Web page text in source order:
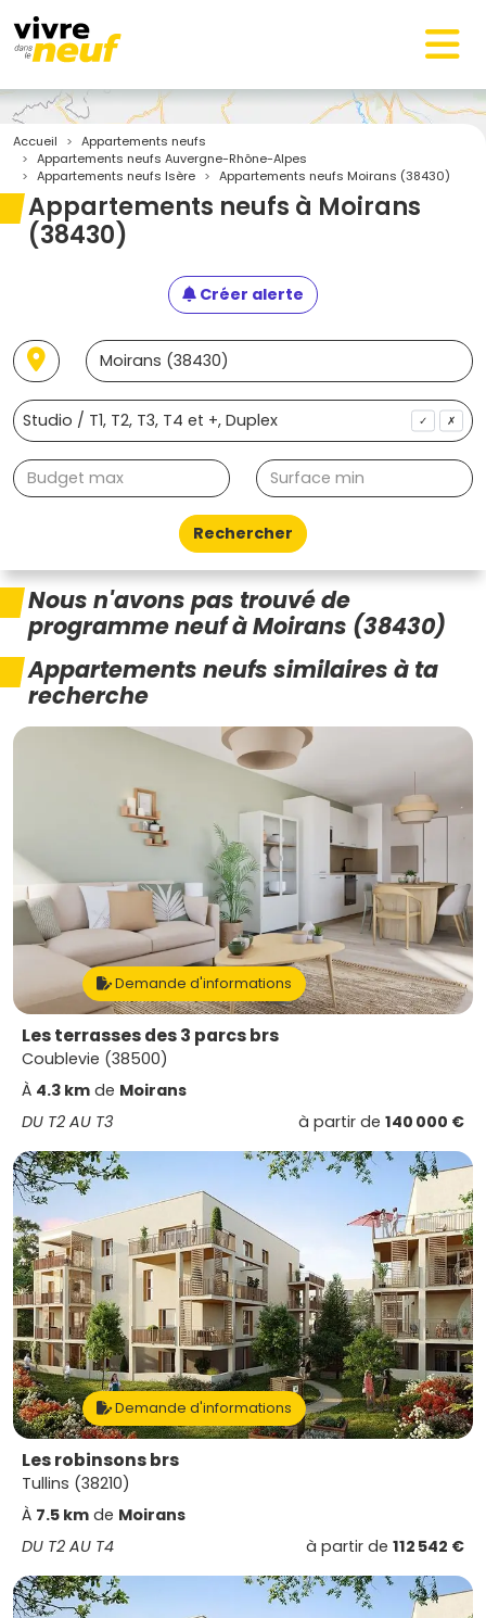
Accueil
Appartements neufs
Appartements neufs Auvergne-Rhône-Alpes
Appartements neufs Isère
Appartements neufs Moirans (38430)
Appartements neufs à Moirans
(38430)
Créer alerte
✓ ✗
Rechercher
Nous n'avons pas trouvé de
programme neuf à Moirans (38430)
Appartements neufs similaires à ta
recherche
Demande d'informations
Les terrasses des 3 parcs brs
Coublevie (38500)
À 4.3 km de Moirans
DU T2 AU T3
à partir de 140 000 €
Demande d'informations
Les robinsons brs
Tullins (38210)
À 7.5 km de Moirans
DU T2 AU T4
à partir de 112 542 €